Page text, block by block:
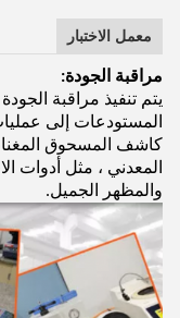
معمل الاختبار
مراقبة الجودة:
يتم تنفيذ مراقبة
المستودعات إلى عمليات
كاشف المسحوق
المعدني ، مثل أدوات
والمظهر الجميل.